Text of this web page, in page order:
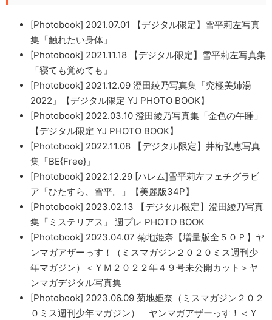
[Photobook] 2021.07.01 【デジタル限定】雪平莉左写真
集「触れたい身体」
[Photobook] 2021.11.18 【デジタル限定】雪平莉左写真集
「寝ても覚めても」
[Photobook] 2021.12.09 澄田綾乃写真集「究極美姉湯
2022」【デジタル限定 YJ PHOTO BOOK】
[Photobook] 2022.03.10 澄田綾乃写真集「金色の午睡」
【デジタル限定 YJ PHOTO BOOK】
[Photobook] 2022.11.08 【デジタル限定】井桁弘恵写真
集「BE{Free}」
[Photobook] 2022.12.29 [ハレム]雪平莉左フェチグラビ
ア「ひたすら、雪平。」【美麗版34P】
[Photobook] 2023.02.13 【デジタル限定】澄田綾乃写真
集「ミステリアス」 週プレ PHOTO BOOK
[Photobook] 2023.04.07 菊地姫奈【増量版全５０Ｐ】ヤ
ンマガアザーっす！（ミスマガジン２０２０ミス週刊少
年マガジン）＜ＹＭ２０２２年４９号未公開カット＞ヤ
ンマガデジタル写真集
[Photobook] 2023.06.09 菊地姫奈（ミスマガジン２０２
０ミス週刊少年マガジン） ヤンマガアザーっす！＜Ｙ